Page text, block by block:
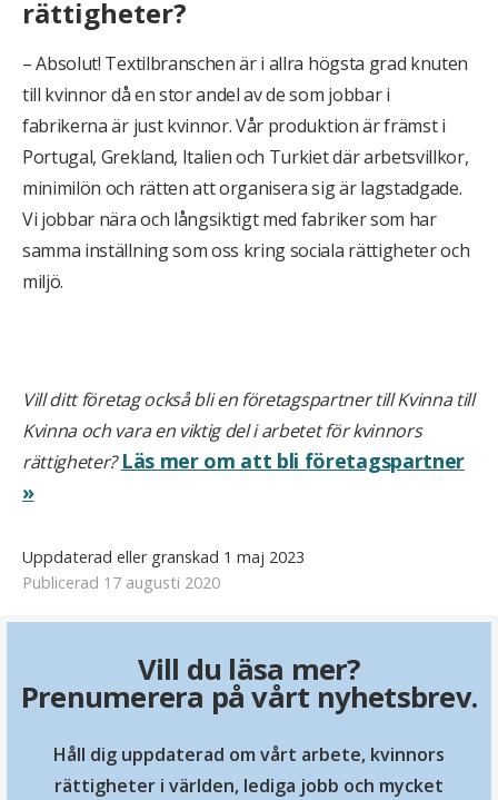
rättigheter?
– Absolut! Textilbranschen är i allra högsta grad knuten
till kvinnor då en stor andel av de som jobbar i
fabrikerna är just kvinnor. Vår produktion är främst i
Portugal, Grekland, Italien och Turkiet där arbetsvillkor,
minimilön och rätten att organisera sig är lagstadgade.
Vi jobbar nära och långsiktigt med fabriker som har
samma inställning som oss kring sociala rättigheter och
miljö.
Vill ditt företag också bli en företagspartner till Kvinna till
Kvinna och vara en viktig del i arbetet för kvinnors
rättigheter?Läs mer om att bli företagspartner
»
Uppdaterad eller granskad 1 maj 2023
Publicerad 17 augusti 2020
Vill du läsa mer?
Prenumerera på vårt nyhetsbrev.
Håll dig uppdaterad om vårt arbete, kvinnors
rättigheter i världen, lediga jobb och mycket